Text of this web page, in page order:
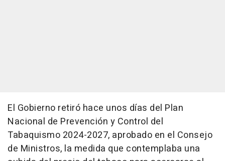
El Gobierno retiró hace unos días del Plan
Nacional de Prevención y Control del
Tabaquismo 2024-2027, aprobado en el Consejo
de Ministros, la medida que contemplaba una